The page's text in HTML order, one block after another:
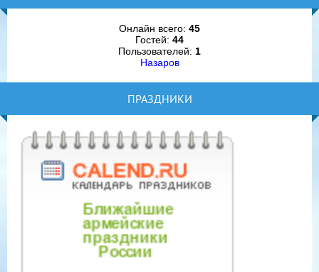
Онлайн всего: 45
Гостей: 44
Пользователей: 1
Назаров
ПРАЗДНИКИ